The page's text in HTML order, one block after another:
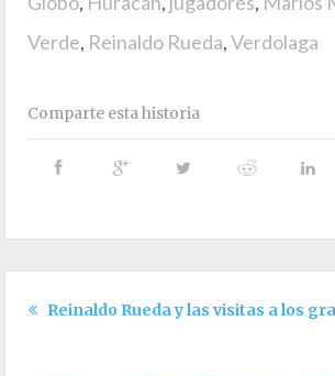
Verde, Reinaldo Rueda,Verdolaga
Comparte esta historia
Reinaldo Rueda y las visitas a los